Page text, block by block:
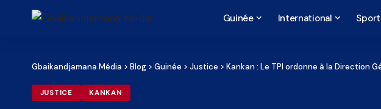
Guinée International
Gbaikandjamana Média > Blog > Guinée > Justice > Kankan : Le TPI ordonne à la Direction Générale
JUSTICE KANKAN